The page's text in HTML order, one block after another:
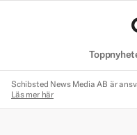
Schibsted News Media AB är
Läs mer här